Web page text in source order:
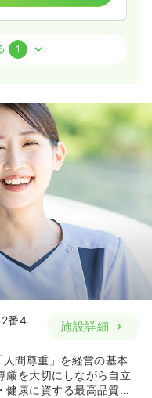
月
詳細を見る
1
番4 施設詳細
人間尊重」を経営の基本
厳を大切にしながら自立
健康に資する最高品質の